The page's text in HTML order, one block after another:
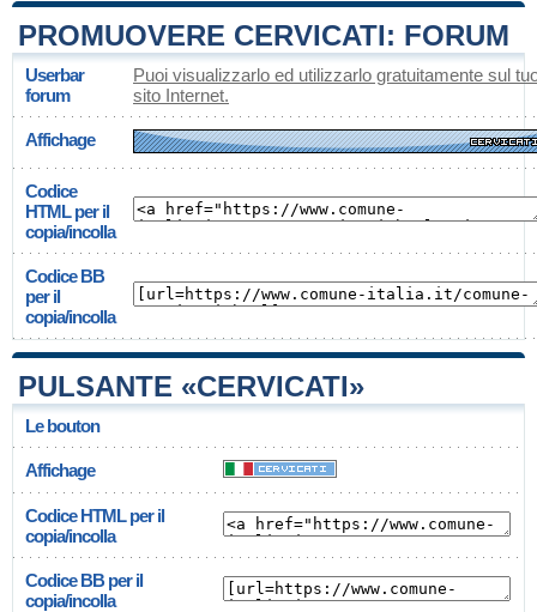
PROMUOVERE CERVICATI: FORUM
Userbar
forum
Puoi visualizzarlo ed utilizzarlo gratuitamente sul
sito Internet.
Affichage
Codice
HTML per il
copia/incolla
Codice BB
per il
copia/incolla
PULSANTE «CERVICATI»
Le bouton
Affichage
Codice HTML per il
copia/incolla
Codice BB per il
copia/incolla